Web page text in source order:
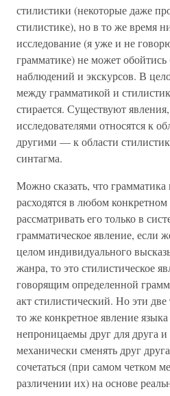
стилистики (некоторые даже
стилистике), но в то же время
исследование (я уже и не
грамматике) не может обойтись
наблюдений и экскурсов. В
между грамматикой и
стирается. Существуют
исследователями относятся к
другими — к области
синтагма.
Можно сказать, что грамматика
расходятся в любом
рассматривать его только в
грамматическое явление, если
целом индивидуального
жанра, то это стилистическое
говорящим определенной
акт стилистический. Но эти
то же конкретное явление
непроницаемы друг для друга
механически сменять друг
сочетаться (при самом четком
различении их) на основе